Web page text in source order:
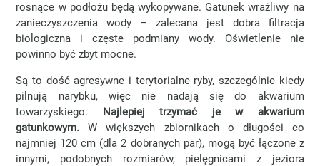
rosnące w podłożu będą wykopywane. Gatunek wrażliwy na
zanieczyszczenia wody – zalecana jest dobra filtracja
biologiczna i częste podmiany wody. Oświetlenie nie
powinno być zbyt mocne.
Są to dość agresywne i terytorialne ryby, szczególnie kiedy
pilnują narybku, więc nie nadają się do akwarium
towarzyskiego. Najlepiej trzymać je w akwarium
gatunkowym. W większych zbiornikach o długości co
najmniej 120 cm (dla 2 dobranych par), mogą być łączone z
innymi, podobnych rozmiarów, pielęgnicami z jeziora